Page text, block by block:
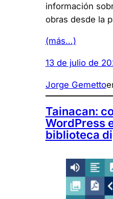
información
obras desde la
(más…)
13 de julio de
Jorge Gemetto
Tainacan:
WordPress
biblioteca